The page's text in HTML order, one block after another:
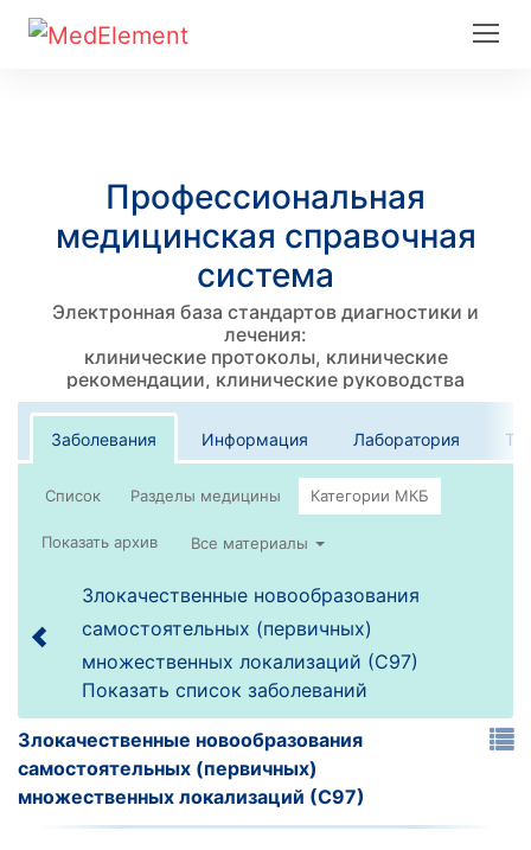
Профессиональная
медицинская справочная
система
Электронная база стандартов диагностики и
лечения:
клинические протоколы, клинические
рекомендации, клинические руководства
Заболевания Информация Лаборатория
Список
Все материалы
Злокачественные новообразования
самостоятельных (первичных)
множественных локализаций (С97)
Показать список заболеваний
Злокачественные новообразования
самостоятельных (первичных)
множественных локализаций (С97)